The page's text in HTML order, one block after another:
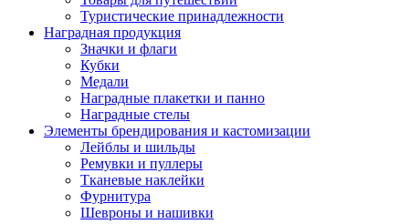
Туристические принадлежности
Наградная продукция
Значки и флаги
Кубки
Медали
Наградные плакетки и панно
Наградные стелы
Элементы брендирования и кастомизации
Лейблы и шильды
Ремувки и пуллеры
Тканевые наклейки
Фурнитура
Шевроны и нашивки